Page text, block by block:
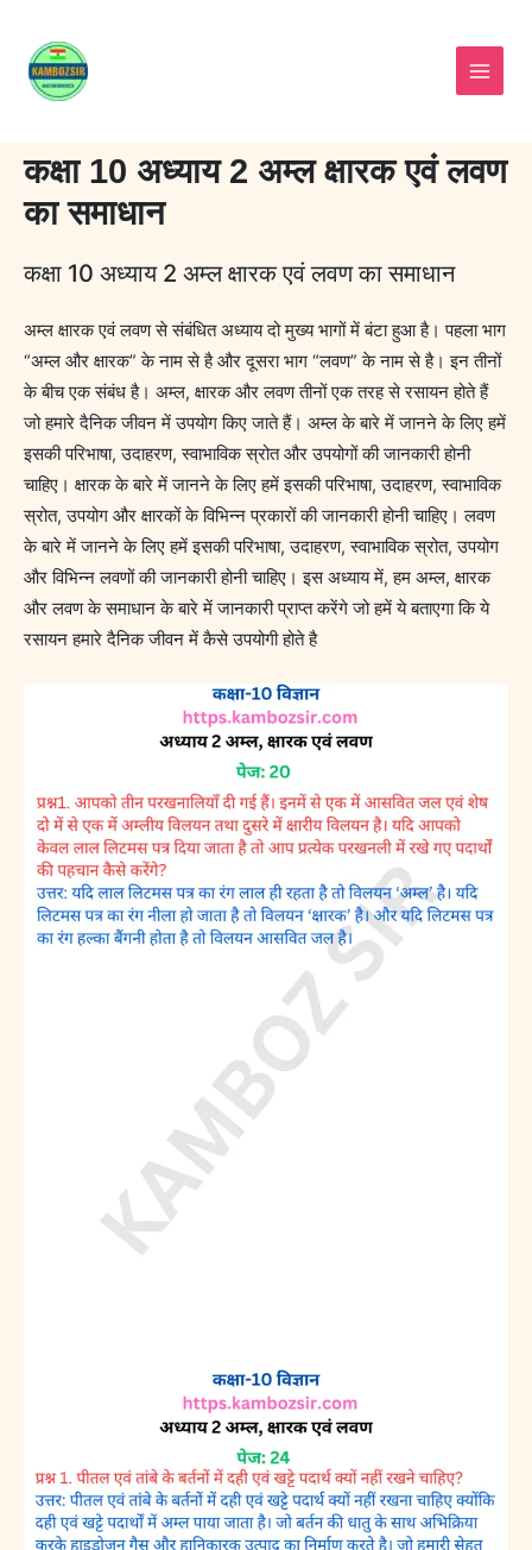
content
कक्षा 10 अध्याय 2 अम्ल क्षारक एवं लवण
का समाधान
कक्षा 10 अध्याय 2 अम्ल क्षारक एवं लवण का समाधान
अम्ल क्षारक एवं लवण से संबंधित अध्याय दो मुख्य भागों में बंटा हुआ है। पहला भाग
“अम्ल और क्षारक” के नाम से है और दूसरा भाग “लवण” के नाम से है। इन तीनों
के बीच एक संबंध है। अम्ल, क्षारक और लवण तीनों एक तरह से रसायन होते हैं
जो हमारे दैनिक जीवन में उपयोग किए जाते हैं। अम्ल के बारे में जानने के लिए हमें
इसकी परिभाषा, उदाहरण, स्वाभाविक स्रोत और उपयोगों की जानकारी होनी
चाहिए। क्षारक के बारे में जानने के लिए हमें इसकी परिभाषा, उदाहरण, स्वाभाविक
स्रोत, उपयोग और क्षारकों के विभिन्न प्रकारों की जानकारी होनी चाहिए। लवण
के बारे में जानने के लिए हमें इसकी परिभाषा, उदाहरण, स्वाभाविक स्रोत, उपयोग
और विभिन्न लवणों की जानकारी होनी चाहिए। इस अध्याय में, हम अम्ल, क्षारक
और लवण के समाधान के बारे में जानकारी प्राप्त करेंगे जो हमें ये बताएगा कि ये
रसायन हमारे दैनिक जीवन में कैसे उपयोगी होते है